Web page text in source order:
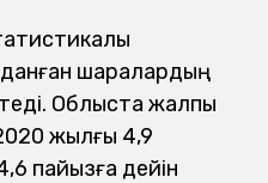
шаралардың
Облыста жалпы
жылғы 4,9
пайызға дейін